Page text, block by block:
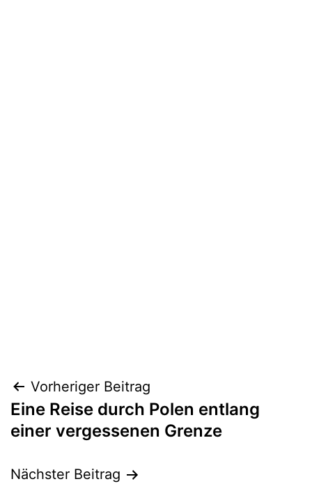
Beitragsnavigation
Vorheriger Beitrag
Eine Reise durch Polen entlang
einer vergessenen Grenze
Nächster Beitrag